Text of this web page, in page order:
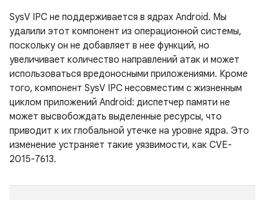
SysV IPC не поддерживается в ядрах Android. Мы
удалили этот компонент из операционной системы,
поскольку он не добавляет в нее функций, но
увеличивает количество направлений атак и может
использоваться вредоносными приложениями. Кроме
того, компонент SysV IPC несовместим с жизненным
циклом приложений Android: диспетчер памяти не
может высвобождать выделенные ресурсы, что
приводит к их глобальной утечке на уровне ядра. Это
изменение устраняет такие уязвимости, как CVE-
2015-7613.